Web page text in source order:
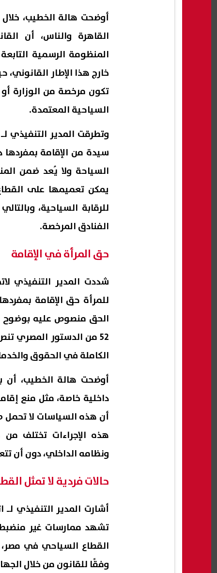
أوضحت هالة الخطيب،
القاهرة والناس، أن
المنظومة الرسمية
خارج هذا الإطار
تكون مرخصة من الوزارة
السياحية المعتمدة.
وتطرقت المدير التنفيذي
سيدة من الإقامة بمفردها
السياحة ولا يُعد ضمن
يمكن تعميمها على
للرقابة السياحية،
الفنادق المرخصة.
حق المرأة في الإقامة
شددت المدير التنفيذي
للمرأة حق الإقامة
الحق منصوص عليه بوضوح
52 من الدستور المصري
الكاملة في الحقوق
أوضحت هالة الخطيب،
داخلية خاصة، مثل منع
أن هذه السياسات لا تحمل
هذه الإجراءات تختلف
ونظامه الداخلي، دون أن
حالات فردية لا تمثل
أشارت المدير التنفيذي
تشهد ممارسات غير
القطاع السياحي في مصر،
وفقًا للقانون من خلال